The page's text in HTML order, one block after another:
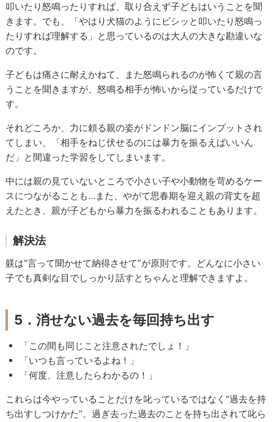
叩いたり怒鳴ったりすれば、取り合えず子どもはいうことを聞
きます。でも、「やはり犬猫のようにビシッと叩いたり怒鳴っ
たりすれば理解する」と思っているのは大人の大きな勘違いな
のです。
子どもは痛さに耐えかねて、また怒鳴られるのが怖くて親の言
うことを聞きますが、怒鳴る相手が怖いから従っているだけで
す。
それどころか、力に頼る親の姿がドンドン脳にインプットされ
てしまい、「相手をねじ伏せるのには暴力を振るえばいいん
だ」と間違った学習をしてしまいます。
中には親の見ていないところで小さい子や小動物を苛めるケー
スにつながることも…また、やがて思春期を迎え親の背丈を超
えたとき、親が子どもから暴力を振るわれることもあります。
解決法
躾は“言って聞かせて納得させて”が原則です。どんなに小さい
子でも真剣な目でしっかり話すとちゃんと理解できますよ。
5．消せない過去を毎回持ち出す
「この間も同じこと注意されたでしょ！」
「いつも言っているよね！」
「何度、注意したらわかるの！」
これらは今やっていることだけを叱っているではなく“過去を持
ち出すしつけかた”。過ぎ去った過去のことを持ち出されて叱ら